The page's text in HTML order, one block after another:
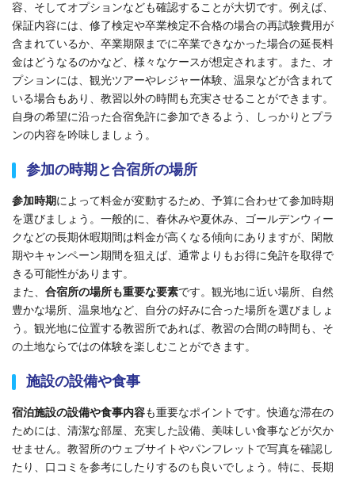
容、そしてオプションなども確認することが大切です。例えば、
保証内容には、 修了検定や卒業検定不合格の場合の再試験費用が
含まれているか、卒業期限までに卒業できなかった場合の延長料
金はどうなるのかなど、様々なケースが想定されます。また、オ
プションには、観光ツアーやレジャー体験、温泉などが含まれて
いる場合もあり、教習以外の時間も充実させることができます。
自身の希望に沿った合宿免許に参加できるよう、しっかりとプラ
ンの内容を吟味しましょう。
参加の時期と合宿所の場所
参加時期によって料金が変動するため、予算に合わせて参加時期
を選びましょう。一般的に、春休みや夏休み、ゴールデンウィー
クなどの長期休暇期間は料金が高くなる傾向にありますが、閑散
期やキャンペーン期間を狙えば、通常よりもお得に免許を取得で
きる可能性があります。
また、 合宿所の場所も重要な要素です。観光地に近い場所、自然
豊かな場所、温泉地など、自分の好みに合った場所を選びましょ
う。観光地に位置する教習所であれば、教習の合間の時間も、そ
の土地ならではの体験を楽しむことができます。
施設の設備や食事
宿泊施設の設備や食事内容も重要なポイントです。快適な滞在の
ためには、清潔な部屋、充実した設備、美味しい食事などが欠か
せません。教習所のウェブサイトやパンフレットで写真を確認し
たり、口コミを参考にしたりするのも良いでしょう。特に、長期